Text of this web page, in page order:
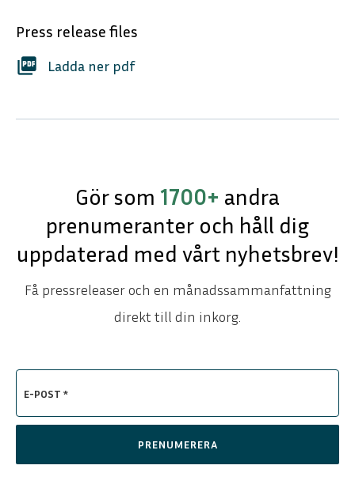
ENGLISH DEUTSCH
Press release files
picture_as_pdf Ladda ner pdf
Gör som 1700+ andra
prenumeranter och håll dig
uppdaterad med vårt nyhetsbrev!
Få pressreleaser och en månadssammanfattning
direkt till din inkorg.
E-POST *
PRENUMERERA